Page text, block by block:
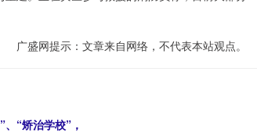
广盛网提示：文章来自网络，不代表本站观点。
“矫治学校”，